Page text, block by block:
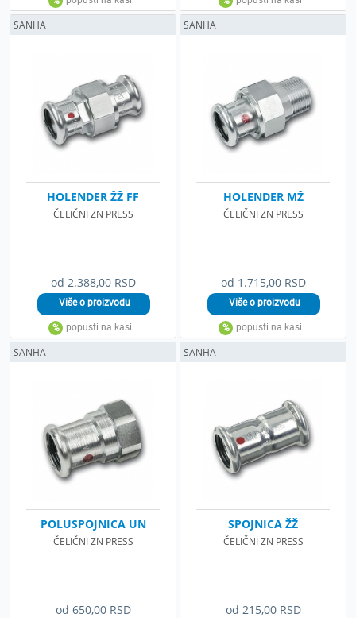
od 2.388,00 RSD
HOLENDER ŽŽ FF
ČELIČNI ZN PRESS
SANHA
od 1.715,00 RSD
HOLENDER MŽ
ČELIČNI ZN PRESS
SANHA
od 650,00 RSD
POLUSPOJNICA UN
ČELIČNI ZN PRESS
SANHA
od 215,00 RSD
SPOJNICA ŽŽ
ČELIČNI ZN PRESS
SANHA